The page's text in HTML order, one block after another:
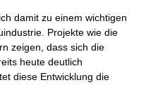
damit zu einem wichtigen
Projekte wie die
zeigen, dass sich die
heute deutlich
diese Entwicklung die